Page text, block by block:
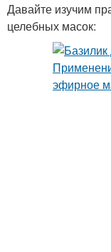
Давайте изучим
целебных масок: